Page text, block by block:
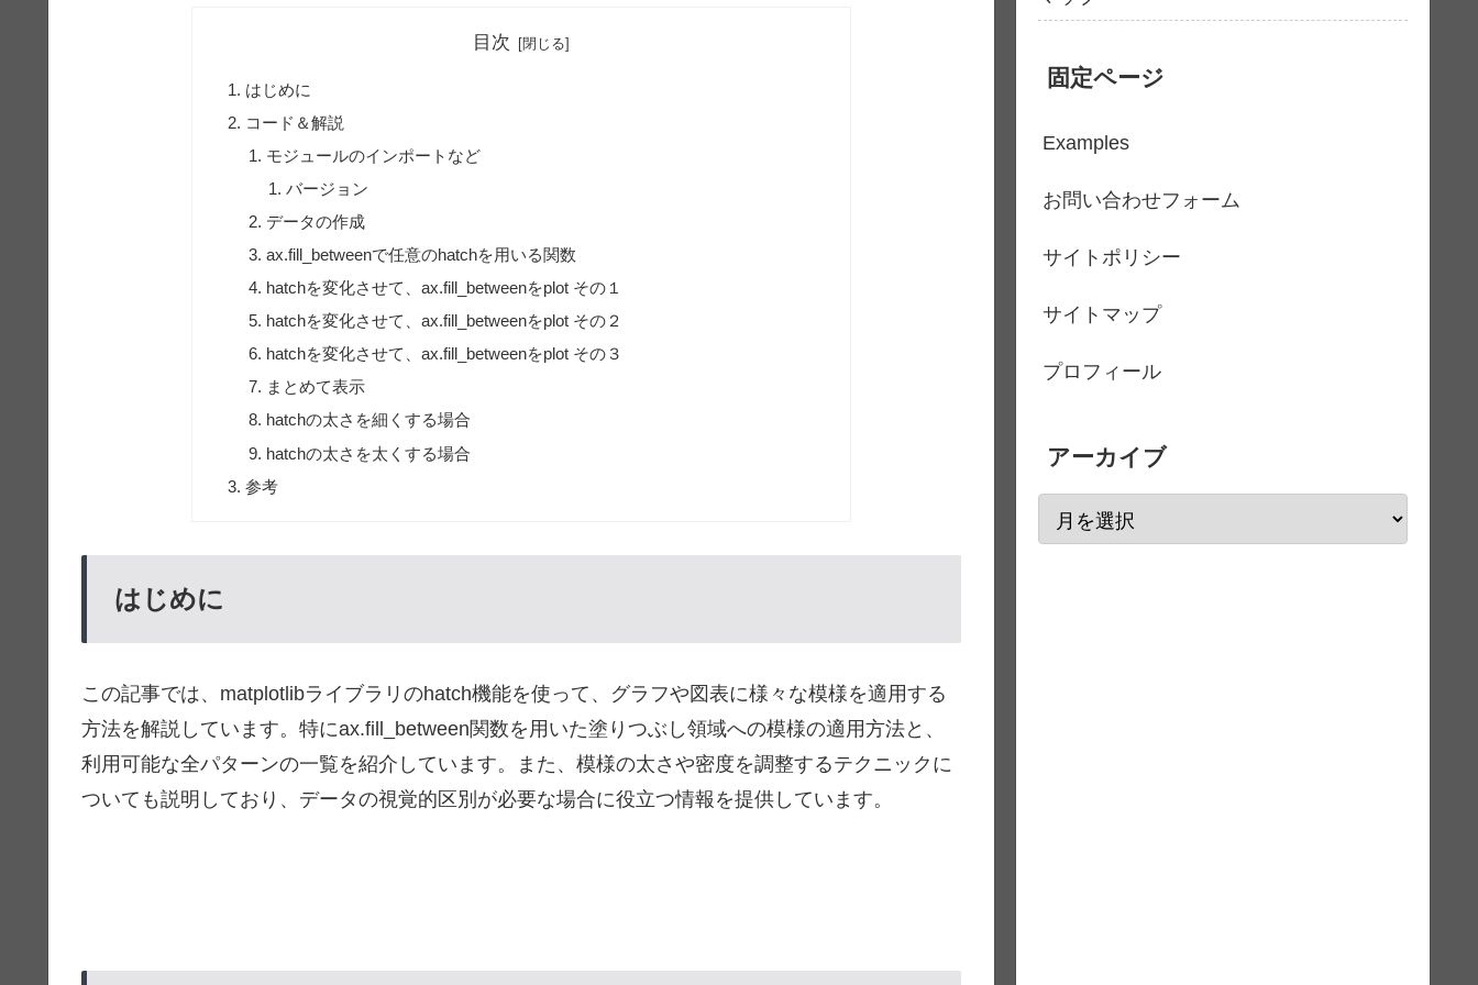
目次
はじめに
コード＆解説
モジュールのインポートなど
バージョン
データの作成
ax.fill_betweenで任意のhatchを用いる関数
hatchを変化させて、ax.fill_betweenをplot その１
hatchを変化させて、ax.fill_betweenをplot その２
hatchを変化させて、ax.fill_betweenをplot その３
まとめて表示
hatchの太さを細くする場合
hatchの太さを太くする場合
参考
はじめに
この記事では、matplotlibライブラリのhatch機能を使って、グラフや図表に様々な模様を適用する
方法を解説しています。特にax.fill_between関数を用いた塗りつぶし領域への模様の適用方法と、
利用可能な全パターンの一覧を紹介しています。また、模様の太さや密度を調整するテクニックに
ついても説明しており、データの視覚的区別が必要な場合に役立つ情報を提供しています。
固定ページ
Examples
お問い合わせフォーム
サイトポリシー
サイトマップ
プロフィール
アーカイブ